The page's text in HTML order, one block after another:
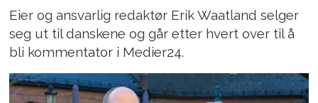
Eier og ansvarlig redaktør Erik Waatland selger
seg ut til danskene og går etter hvert over til å
bli kommentator i Medier24.